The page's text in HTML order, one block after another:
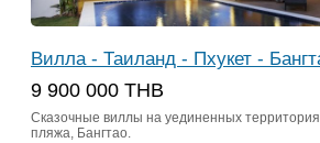
Вилла - Таиланд - Пхукет -
9 900 000 THB
Сказочные виллы на уединенных
пляжа, Бангтао.